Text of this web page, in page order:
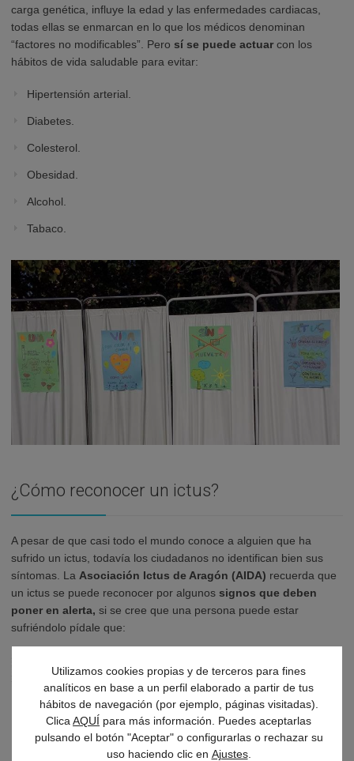
carga genética, influye la edad y las enfermedades cardiacas,
todas ellas se enmarcan en lo que los médicos denominan
“factores no modificables”. Pero sí se puede actuar con los
hábitos de vida saludable para evitar:
Hipertensión arterial.
Diabetes.
Colesterol.
Obesidad.
Alcohol.
Tabaco.
¿Cómo reconocer un ictus?
A pesar de que casi todo el mundo conoce a alguien que ha
sufrido un ictus, todavía los ciudadanos no identifican bien sus
síntomas. La Asociación Ictus de Aragón (AIDA) recuerda que
un ictus se puede reconocer por algunos signos que deben
poner en alerta, si se cree que una persona puede estar
sufriéndolo pídale que:
Hable– Si no habla
correctamente…
Sonría– Si la sonrisa no
es simétrica…
Utilizamos cookies propias y de terceros para fines
analíticos en base a un perfil elaborado a partir de tus
hábitos de navegación (por ejemplo, páginas visitadas).
Clica AQUÍ para más información. Puedes aceptarlas
pulsando el botón "Aceptar" o configurarlas o rechazar su
uso haciendo clic en Ajustes.